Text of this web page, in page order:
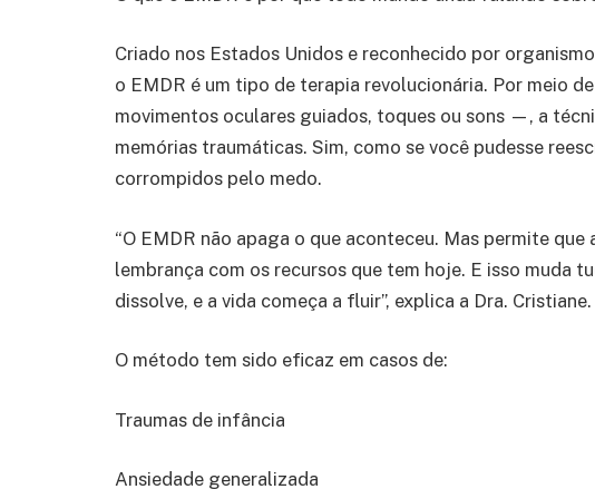
Criado nos Estados Unidos e reconhecido por
o EMDR é um tipo de terapia revolucionária. Por meio
movimentos oculares guiados, toques ou sons —, a
memórias traumáticas. Sim, como se você pudesse
corrompidos pelo medo.
“O EMDR não apaga o que aconteceu. Mas permite que
lembrança com os recursos que tem hoje. E isso muda
dissolve, e a vida começa a fluir”, explica a Dra. Cristiane.
O método tem sido eficaz em casos de:
Traumas de infância
Ansiedade generalizada